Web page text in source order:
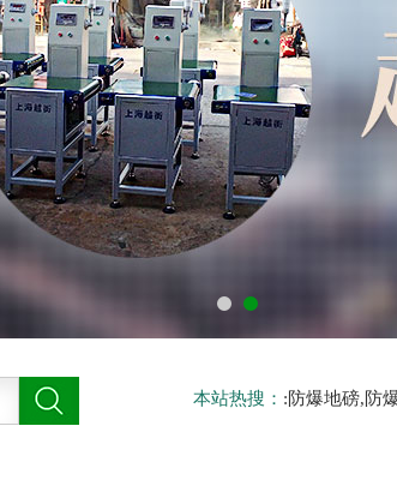
本站热搜： :防爆地磅,防